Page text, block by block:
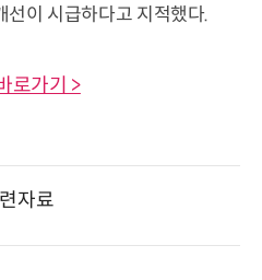
선이 시급하다고 지적했다.
로가기 >
자료